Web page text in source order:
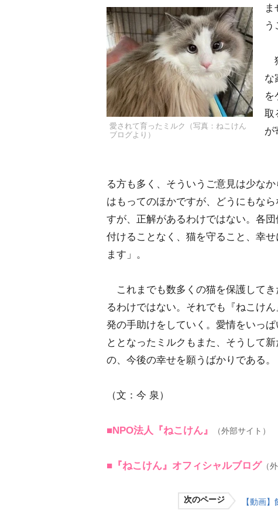
愛されて育ったミルク（写真：ねこけん
ブログより）
う
な
を
取
が
る方も多く、そういうご意見は少な
はもってのほかですが、どうにもな
すが、正解があるわけではない。各
付けることなく、猫を守ること、幸
ます」。
これまでも数多くの猫を保護して
るわけではない。それでも『ねこけ
発の手助けをしていく。愛情をいっ
ととなったミルクもまた、そうして
の、今後の幸せを願うばかりである。
（文：今 泉）
■NPO法人『ねこけん』 （外部サイト）
■『ねこけん』オフィシャルブログ （
次のページ 【動画